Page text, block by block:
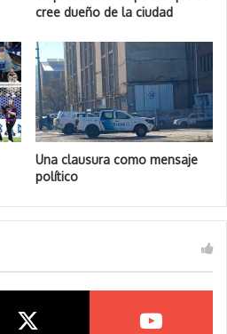
cree dueño de la ciudad
Una clausura como mensaje
político